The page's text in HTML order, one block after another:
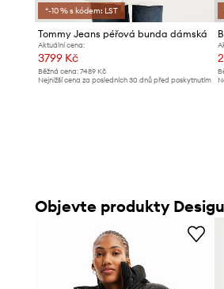
*-10 % s kódem: LST
Tommy Jeans péřová bunda dámská
Aktuální cena:
3799 Kč
Běžná cena: 7489 Kč
Nejnižší cena za posledních 30 dnů před poskytnutím
Objevte produkty